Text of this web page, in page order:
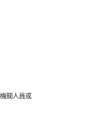
關人員或